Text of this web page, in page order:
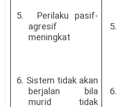
5.
Perilaku pasif-
agresif
meningkat
6. Sistem tidak akan
berjalan bila
murid tidak
5.
6.